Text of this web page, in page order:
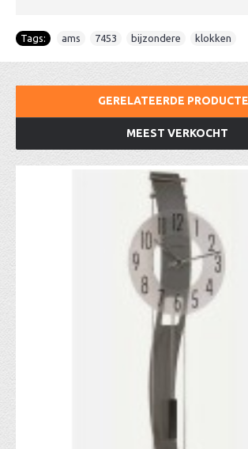
Tags: ams 7453 bijzondere klokken
GERELATEERDE
MEEST VERKOCHT